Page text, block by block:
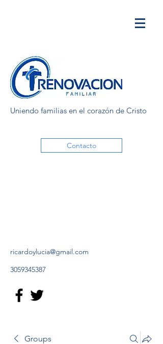
Uniendo familias en el corazón de Cristo
Contacto
ricardoylucia@gmail.com
3059345387
Groups